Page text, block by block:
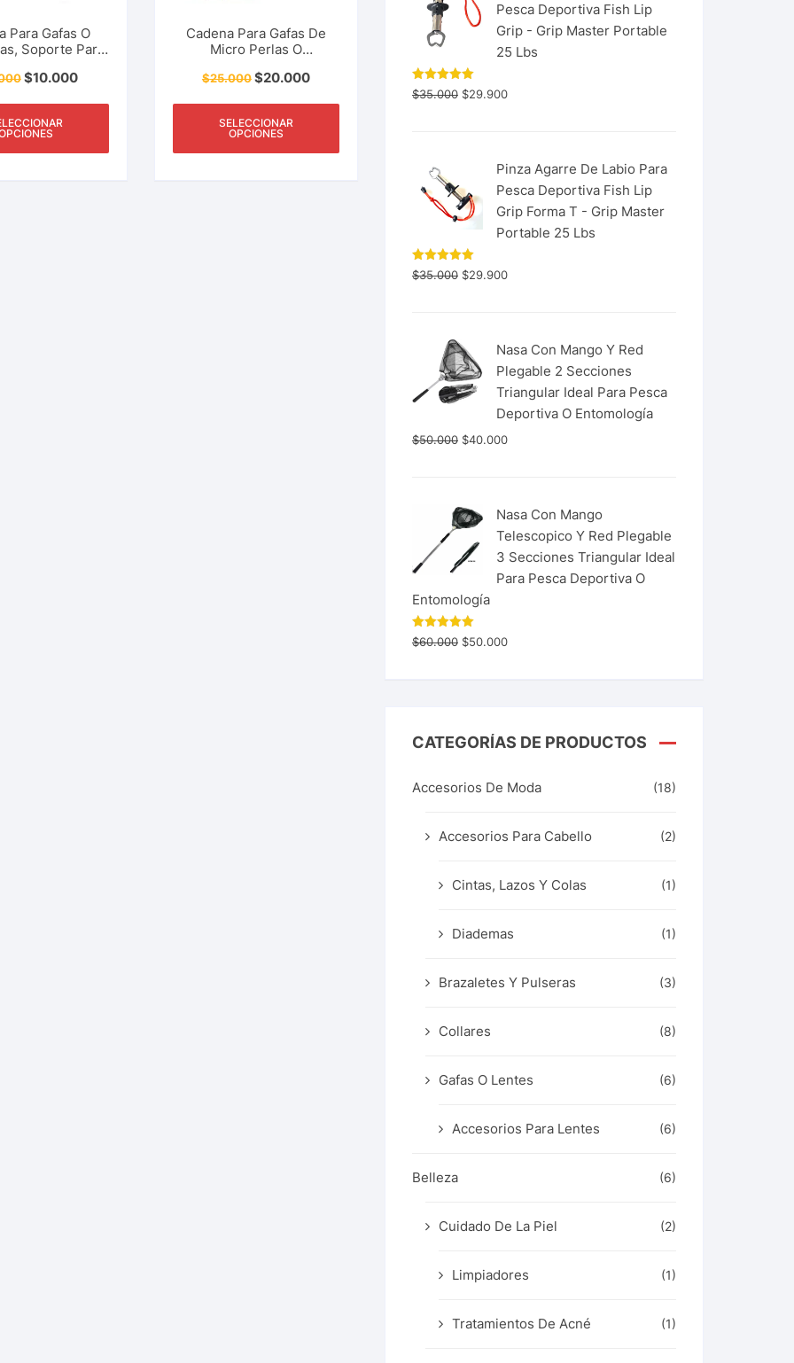
Para Gafas O
Soporte Para
Multiusos,
$10.000
Cadena Para Gafas De
Micro Perlas O
Lentes, Correa, Cordón,
$25.000$20.000
SELECCIONAR
OPCIONES
Pesca Deportiva Fish Lip
Grip - Grip Master Portable
25 Lbs
Valorado
con 5.00
$35.000 $29.900
Pinza Agarre De Labio Para
Pesca Deportiva Fish Lip
Grip Forma T - Grip Master
Portable 25 Lbs
Valorado
con 5.00
$35.000 $29.900
Nasa Con Mango Y Red
Plegable 2 Secciones
Triangular Ideal Para Pesca
Deportiva O Entomología
$50.000 $40.000
Nasa Con Mango
Telescopico Y Red Plegable
3 Secciones Triangular Ideal
Para Pesca Deportiva O
Entomología
Valorado
con 5.00
$60.000 $50.000
CATEGORÍAS DE PRODUCTOS
Accesorios De Moda (18)
Accesorios Para Cabello (2)
Cintas, Lazos Y Colas (1)
Diademas (1)
Brazaletes Y Pulseras (3)
Collares (8)
Gafas O Lentes (6)
Accesorios Para Lentes (6)
Belleza (6)
Cuidado De La Piel (2)
Limpiadores (1)
Tratamientos De Acné (1)